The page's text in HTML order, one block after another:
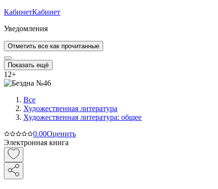
КабинетКабинет
Уведомления
Отметить все как прочитанные
Показать ещё
12+
Все
Художественная литература
Художественная литература: общее
0.00Оценить
Электронная книга